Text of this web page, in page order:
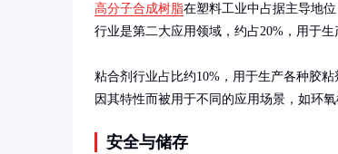
高分子合成树脂在塑料工业中占据主导地位
行业是第二大应用领域，约占20%，用于生
粘合剂行业占比约10%，用于生产各种胶
因其特性而被用于不同的应用场景，如环
安全与储存